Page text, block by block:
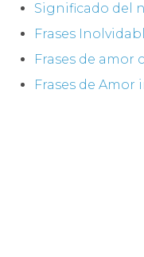
Significado del
Frases
Frases de amor
Frases de Amor